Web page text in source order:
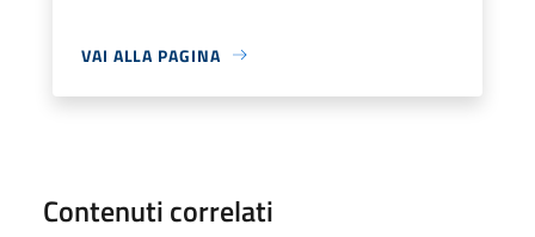
VAI ALLA PAGINA
Contenuti correlati